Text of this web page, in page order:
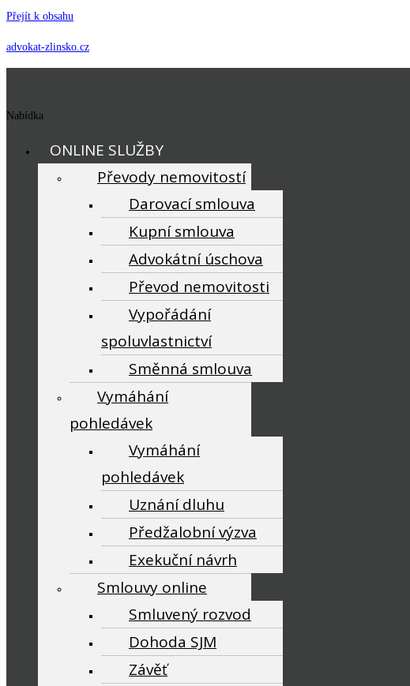
Přejít k obsahu
advokat-zlinsko.cz
Nabídka
ONLINE SLUŽBY
Převody nemovitostí
Darovací smlouva
Kupní smlouva
Advokátní úschova
Převod nemovitosti
Vypořádání
spoluvlastnictví
Směnná smlouva
Vymáhání
pohledávek
Vymáhání
pohledávek
Uznání dluhu
Předžalobní výzva
Exekuční návrh
Smlouvy online
Smluvený rozvod
Dohoda SJM
Závěť